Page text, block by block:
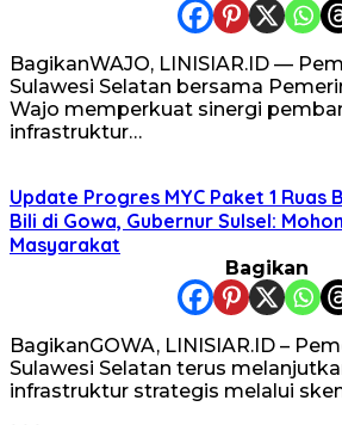
BagikanWAJO, LINISIAR.ID —
Sulawesi Selatan bersama
Wajo memperkuat sinergi
infrastruktur…
Update Progres MYC Paket 1 Ruas
Bili di Gowa, Gubernur Sulsel:
Masyarakat
Bagikan
BagikanGOWA, LINISIAR.ID –
Sulawesi Selatan terus
infrastruktur strategis melalui